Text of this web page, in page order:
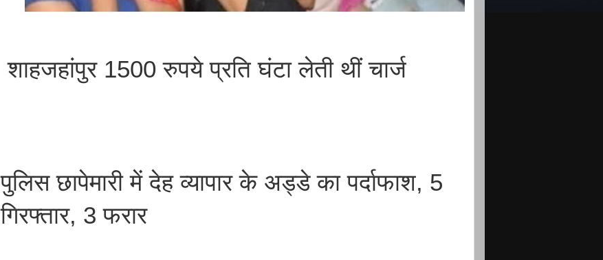
शाहजहांपुर 1500 रुपये प्रति घंटा लेती थीं चार्ज
पुलिस छापेमारी में देह व्यापार के अड्डे का पर्दाफाश, 5
गिरफ्तार, 3 फरार